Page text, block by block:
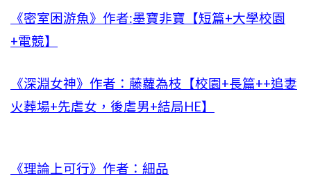
《密室困游魚》作者:墨寶非寶【短篇+大學校園
+電競】
《深淵女神》作者：藤蘿為枝【校園+長篇++追妻
火葬場+先虐女，後虐男+結局HE】
《理論上可行》作者：細品